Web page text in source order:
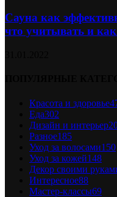
Сауна как
что учитывать и
Красота и здоровье
Еда302
Дизайн и интерьер
Разное185
Уход за волосами150
Уход за кожей148
Декор своими
Интересное88
Мастер-классы69